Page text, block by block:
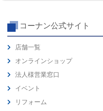
コーナン公式サイト
店舗一覧
オンラインショップ
法人様営業窓口
イベント
リフォーム